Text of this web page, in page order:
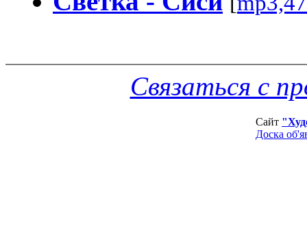
Связаться с
Сайт
Доска